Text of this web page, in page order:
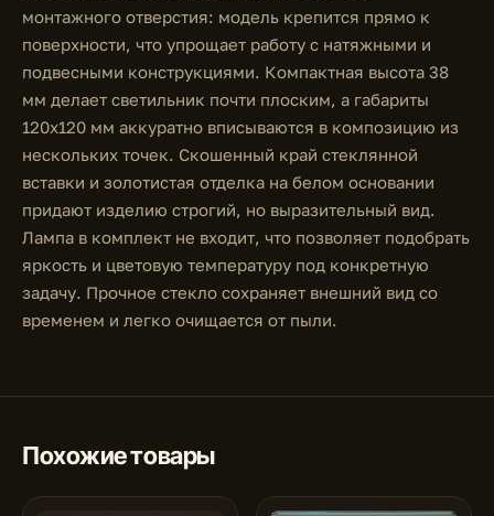
монтажного отверстия: модель крепится прямо к
поверхности, что упрощает работу с натяжными и
подвесными конструкциями. Компактная высота 38
мм делает светильник почти плоским, а габариты
120x120 мм аккуратно вписываются в композицию из
нескольких точек. Скошенный край стеклянной
вставки и золотистая отделка на белом основании
придают изделию строгий, но выразительный вид.
Лампа в комплект не входит, что позволяет подобрать
яркость и цветовую температуру под конкретную
задачу. Прочное стекло сохраняет внешний вид со
временем и легко очищается от пыли.
Похожие товары